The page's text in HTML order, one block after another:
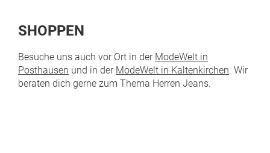
SHOPPEN
Besuche uns auch vor Ort in der ModeWelt in
Posthausen und in der ModeWelt in Kaltenkirchen. Wir
beraten dich gerne zum Thema Herren Jeans.